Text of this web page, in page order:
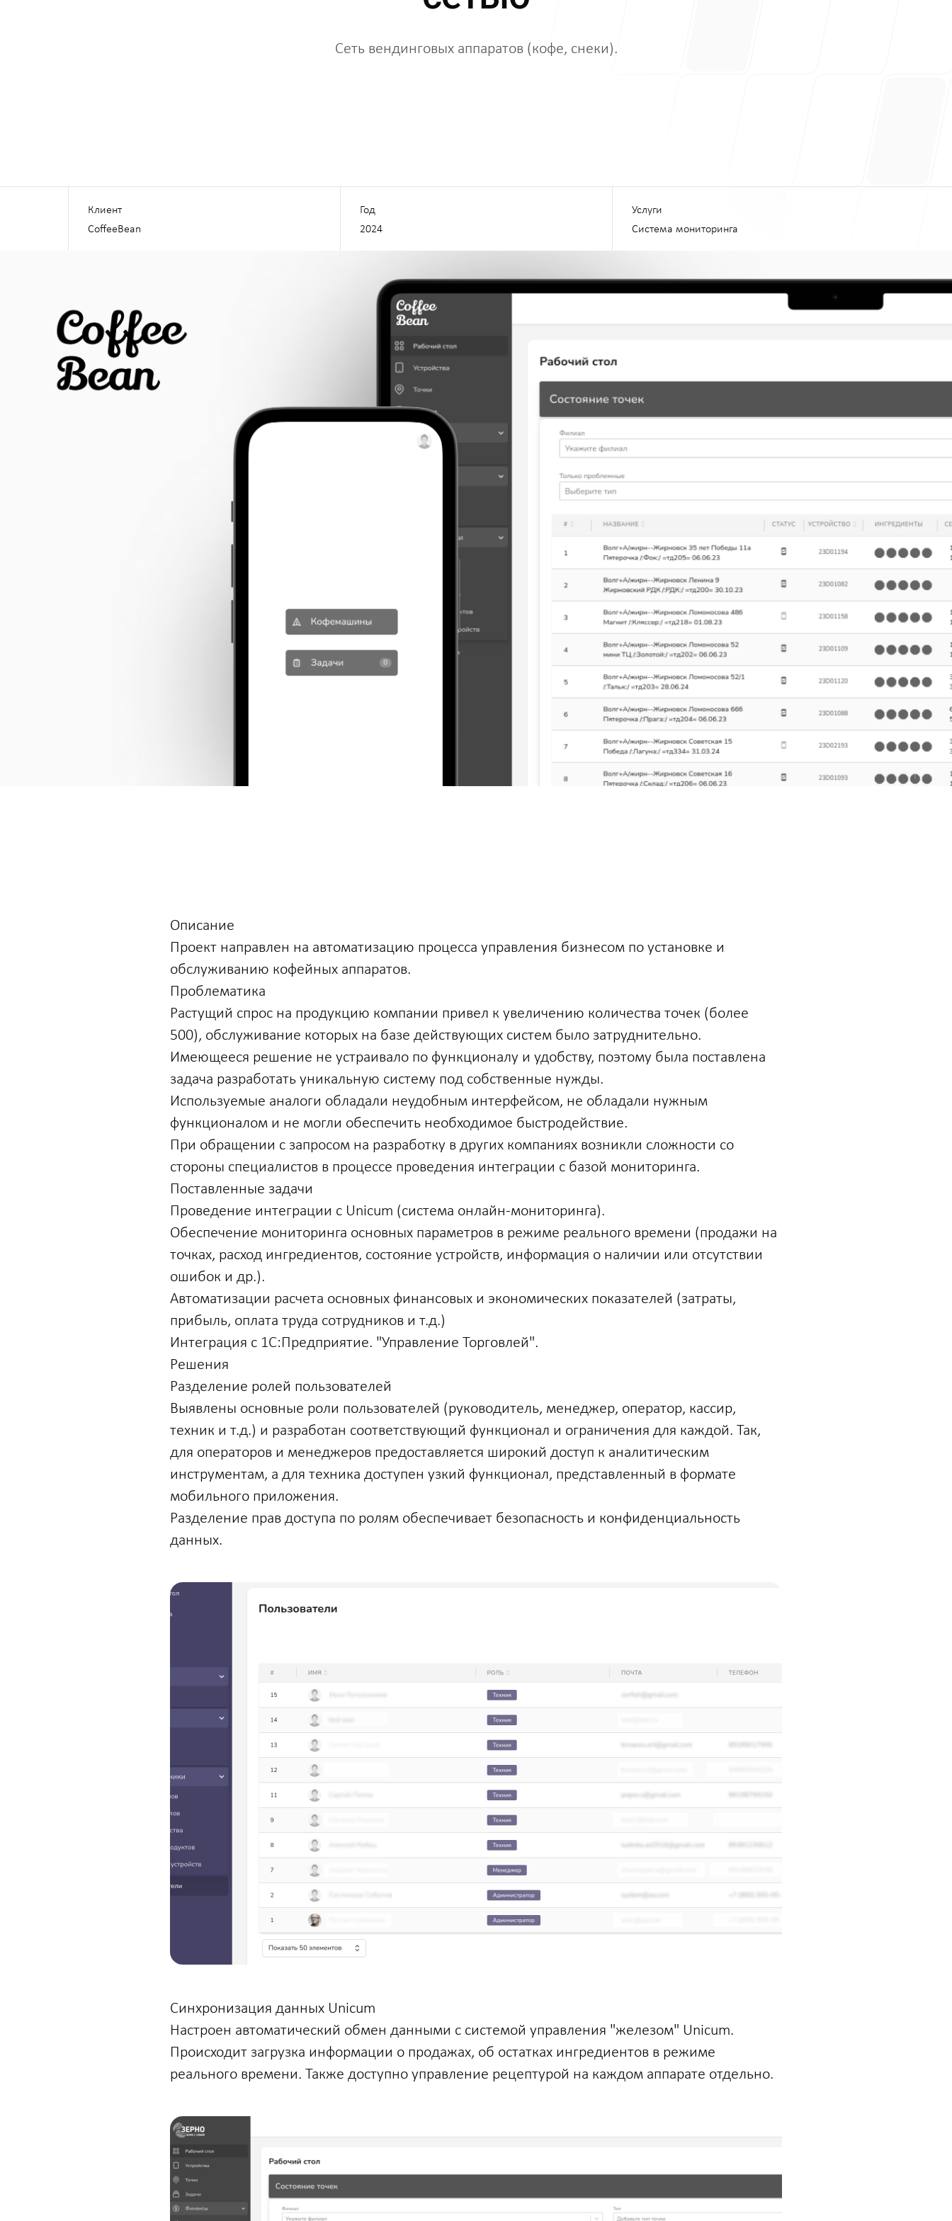
+7 800 5113470
Сеть вендинговых аппаратов (кофе, снеки).
Клиент
CoffeeBean
Год
2024
Услуги
Система мониторинга
Описание
Проект направлен на автоматизацию процесса управления бизнесом по установке и
обслуживанию кофейных аппаратов.
Проблематика
Растущий спрос на продукцию компании привел к увеличению количества точек (более
500), обслуживание которых на базе действующих систем было затруднительно.
Имеющееся решение не устраивало по функционалу и удобству, поэтому была поставлена
задача разработать уникальную систему под собственные нужды.
Используемые аналоги обладали неудобным интерфейсом, не обладали нужным
функционалом и не могли обеспечить необходимое быстродействие.
При обращении с запросом на разработку в других компаниях возникли сложности со
стороны специалистов в процессе проведения интеграции с базой мониторинга.
Поставленные задачи
Проведение интеграции с Unicum (система онлайн-мониторинга).
Обеспечение мониторинга основных параметров в режиме реального времени (продажи на
точках, расход ингредиентов, состояние устройств, информация о наличии или отсутствии
ошибок и др.).
Автоматизации расчета основных финансовых и экономических показателей (затраты,
прибыль, оплата труда сотрудников и т.д.)
Интеграция с 1С:Предприятие. "Управление Торговлей".
Решения
Разделение ролей пользователей
Выявлены основные роли пользователей (руководитель, менеджер, оператор, кассир,
техник и т.д.) и разработан соответствующий функционал и ограничения для каждой. Так,
для операторов и менеджеров предоставляется широкий доступ к аналитическим
инструментам, а для техника доступен узкий функционал, представленный в формате
мобильного приложения.
Разделение прав доступа по ролям обеспечивает безопасность и конфиденциальность
данных.
Синхронизация данных Unicum
Настроен автоматический обмен данными с системой управления "железом" Unicum.
Происходит загрузка информации о продажах, об остатках ингредиентов в режиме
реального времени. Также доступно управление рецептурой на каждом аппарате отдельно.